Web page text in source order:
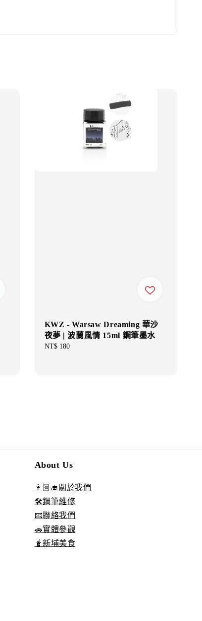
KWZ - Warsaw Dreaming 華沙
夜夢 | 波蘭風情 15ml 鋼筆墨水
Regular
NT$ 180
About Us
👩🏻‍🎓關於我們
🛠️鋼筆維修
📧聯絡我們
🚗實體參觀
🧋新埔美食